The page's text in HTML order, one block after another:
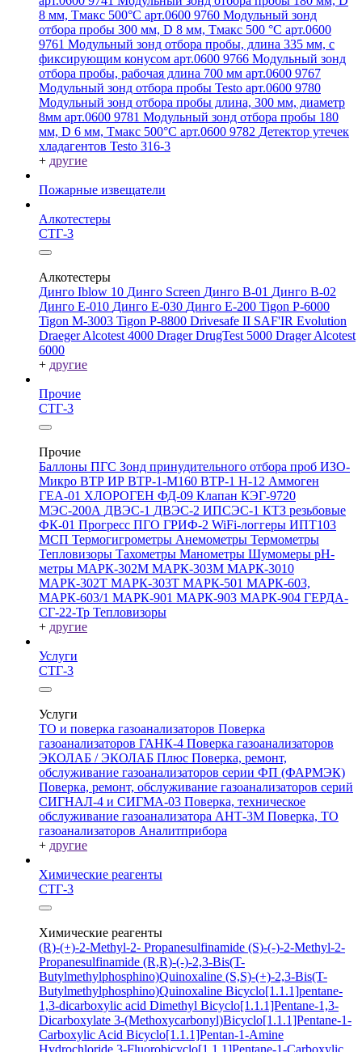
8 мм, Tмакс 500°С арт.0600 9760 Модульный зонд
отбора пробы 300 мм, D 8 мм, Tмакс 500 °C арт.0600
9761 Модульный зонд отбора пробы, длина 335 мм, с
фиксирующим конусом арт.0600 9766 Модульный зонд
отбора пробы, рабочая длина 700 мм арт.0600 9767
Модульный зонд отбора пробы Testo арт.0600 9780
Модульный зонд отбора пробы длина, 300 мм, диаметр
8мм арт.0600 9781 Модульный зонд отбора пробы 180
мм, D 6 мм, Tмакс 500°С арт.0600 9782 Детектор утечек
хладагентов Testo 316-3
+ другие
Пожарные извещатели
Алкотестеры
СТГ-3
Алкотестеры
Динго Iblow 10 Динго Screen Динго В-01 Динго В-02
Динго Е-010 Динго Е-030 Динго Е-200 Tigon P-6000
Tigon M-3003 Tigon P-8800 Drivesafe II SAF'IR Evolution
Draeger Alcotest 4000 Drager DrugTest 5000 Drager Alcotest
6000
+ другие
Прочие
СТГ-3
Прочие
Баллоны ПГС Зонд принудительного отбора проб ИЗО-
Микро ВТР ИР ВТР-1-М160 ВТР-1 Н-12 Аммоген
ГЕА-01 ХЛОРОГЕН ФД-09 Клапан КЭГ-9720
МЭС-200А ДВЭС-1 ДВЭС-2 ИПСЭС-1 КТЗ резьбовые
ФК-01 Прогресс ПГО ГРИФ-2 WiFi-логгеры ИПТ103
МСП Термогигрометры Анемометры Термометры
Тепловизоры Тахометры Манометры Шумомеры pH-
метры МАРК-302М МАРК-303М МАРК-3010
МАРК-302Т МАРК-303Т МАРК-501 МАРК-603,
МАРК-603/1 МАРК-901 МАРК-903 МАРК-904 ГЕРДА-
СГ-22-Тр Тепловизоры
+ другие
Услуги
СТГ-3
Услуги
ТО и поверка газоанализаторов Поверка
газоанализаторов ГАНК-4 Поверка газоанализаторов
ЭКОЛАБ / ЭКОЛАБ Плюс Поверка, ремонт,
обслуживание газоанализаторов серии ФП (ФАРМЭК)
Поверка, ремонт, обслуживание газоанализаторов серий
СИГНАЛ-4 и СИГМА-03 Поверка, техническое
обслуживание газоанализатора АНТ-3М Поверка, ТО
газоанализаторов Аналитприбора
+ другие
Химические реагенты
СТГ-3
Химические реагенты
(R)-(+)-2-Methyl-2- Propanesulfinamide (S)-(-)-2-Methyl-2-
Propanesulfinamide (R,R)-(-)-2,3-Bis(T-
Butylmethylphosphino)Quinoxaline (S,S)-(+)-2,3-Bis(T-
Butylmethylphosphino)Quinoxaline Bicyclo[1.1.1]pentane-
1,3-dicarboxylic acid Dimethyl Bicyclo[1.1.1]Pentane-1,3-
Dicarboxylate 3-(Methoxycarbonyl)Bicyclo[1.1.1]Pentane-1-
Carboxylic Acid Bicyclo[1.1.1]Pentan-1-Amine
Hydrochloride 3-Fluorobicyclo[1.1.1]Pentane-1-Carboxylic